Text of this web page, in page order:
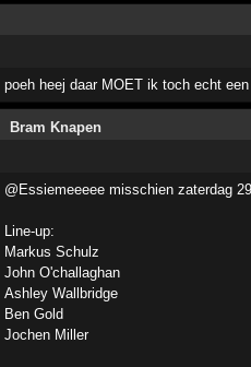
poeh heej daar MOET ik toch echt
Bram Knapen
@Essiemeeeee misschien zaterdag
Line-up:
Markus Schulz
John O'challaghan
Ashley Wallbridge
Ben Gold
Jochen Miller